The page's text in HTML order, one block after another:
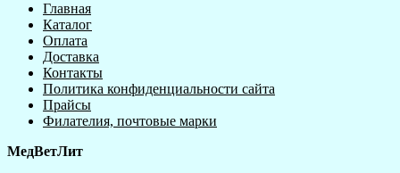
Главная
Каталог
Оплата
Доставка
Контакты
Политика конфиденциальности сайта
Прайсы
Филателия, почтовые марки
МедВетЛит